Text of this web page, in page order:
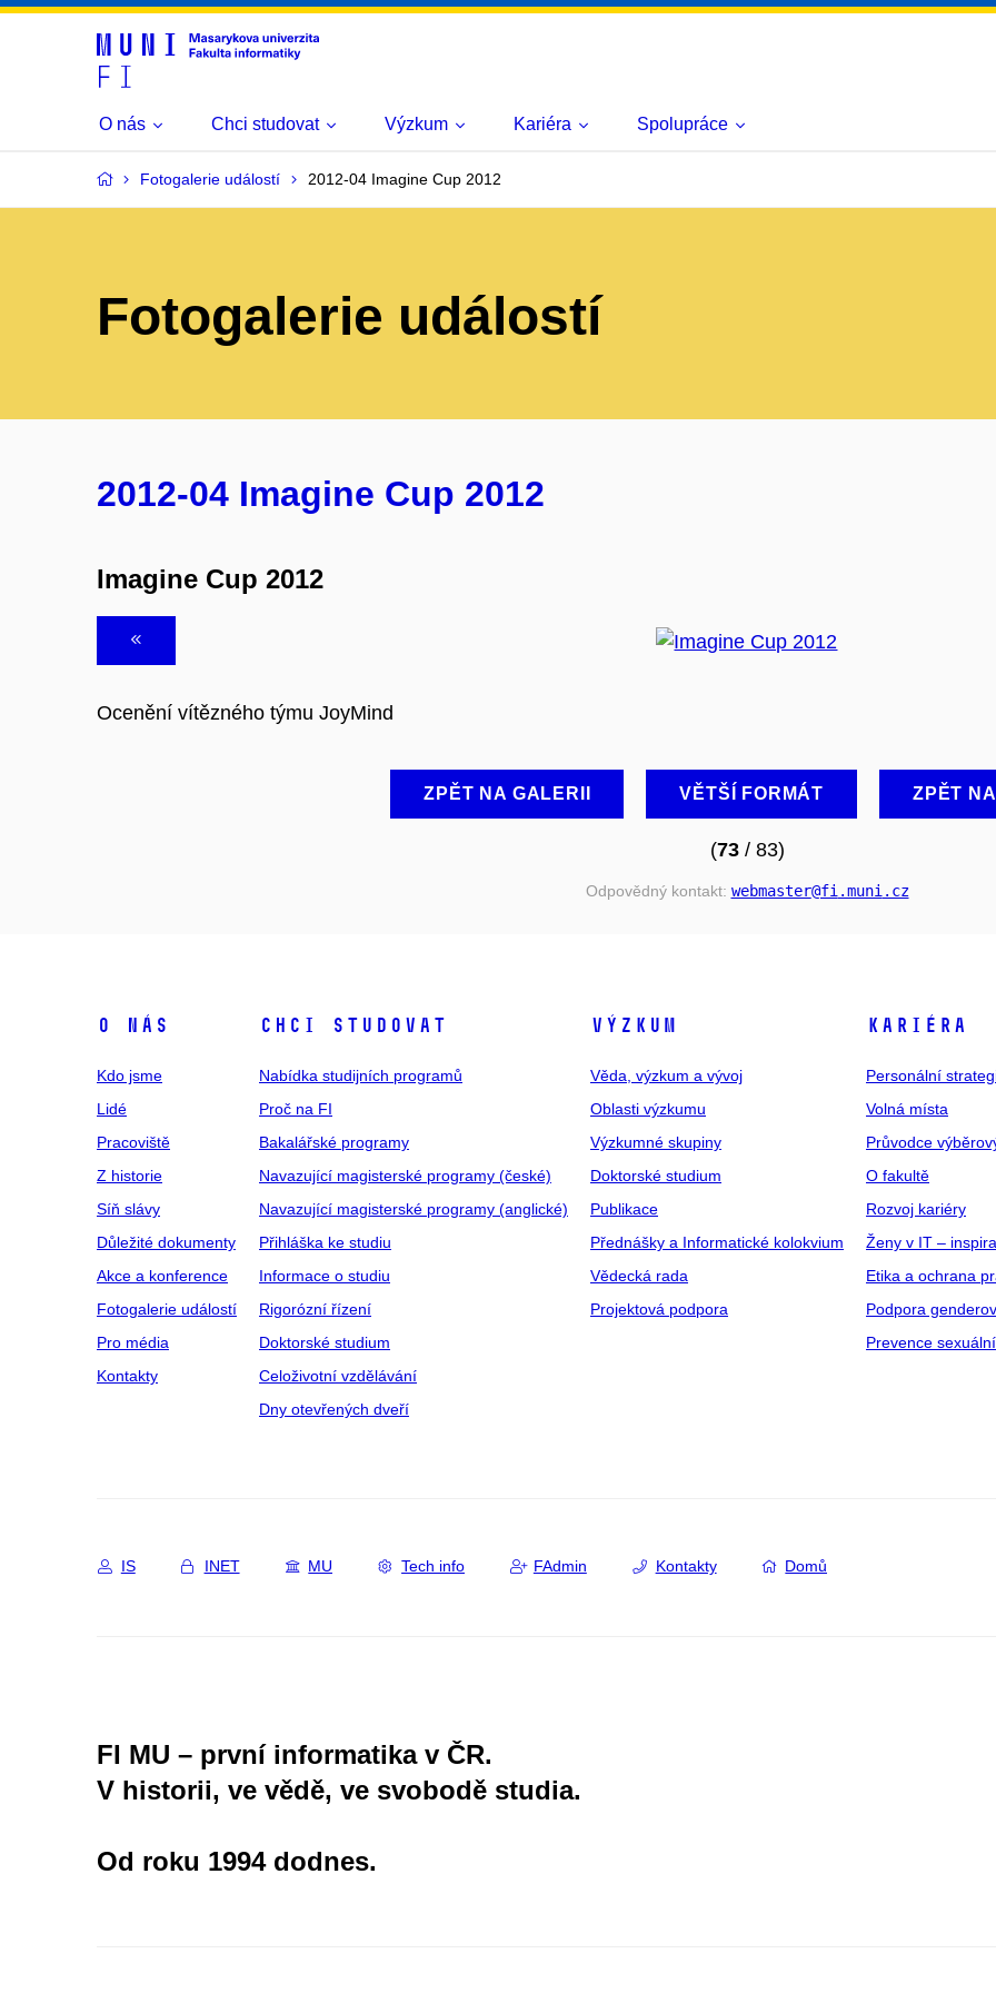
O nás Chci studovat Výzkum Kariéra Spolupráce
Fotogalerie událostí 2012-04 Imagine Cup 2012
Fotogalerie událostí
2012-04 Imagine Cup 2012
Imagine Cup 2012
Ocenění vítězného týmu JoyMind
ZPĚT NA GALERII VĚTŠÍ FORMÁT ZPĚT
(73/ 83)
Odpovědný kontakt: webmaster@fi .muni .cz
O NÁS
Kdo jsme
Lidé
Pracoviště
Z historie
Síň slávy
Důležité dokumenty
Akce a konference
Fotogalerie událostí
Pro média
Kontakty
CHCI STUDOVAT
Nabídka studijních programů
Proč na FI
Bakalářské programy
Navazující magisterské programy (české)
Navazující magisterské programy (anglické)
Přihláška ke studiu
Informace o studiu
Rigorózní řízení
Doktorské studium
Celoživotní vzdělávání
Dny otevřených dveří
VÝZKUM
Věda, výzkum a vývoj
Oblasti výzkumu
Výzkumné skupiny
Doktorské studium
Publikace
Přednášky a Informatické kolokvium
Vědecká rada
Projektová podpora
KARIÉRA
Personální
Volná místa
Průvodce
O fakultě
Rozvoj kariéry
Ženy v IT –
Etika a ochrana
Podpora
Prevence
IS INET MU Tech info FAdmin Kontakty Domů
FI MU – první informatika v ČR.
V historii, ve vědě, ve svobodě studia.
Od roku 1994 dodnes.